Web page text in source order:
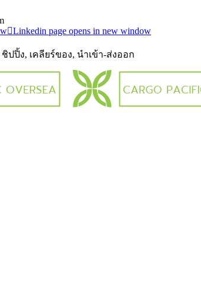
Linkedin page opens in new window
ปปิ้ง, เคลียร์ของ, นำเข้า-ส่งออก